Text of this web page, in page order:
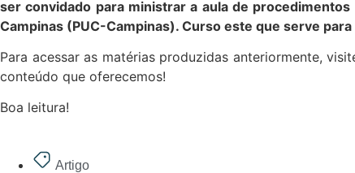
ser convidado para ministrar a aula de
Campinas (PUC-Campinas). Curso este que serve
Para acessar as matérias produzidas anteriormente,
conteúdo que oferecemos!
Boa leitura!
Artigo